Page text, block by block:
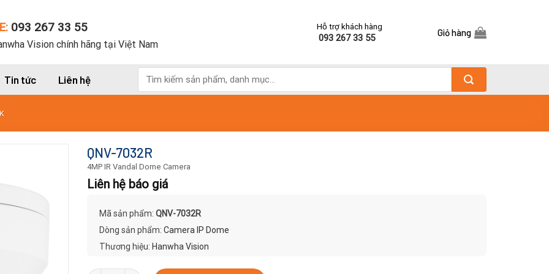
093 267 33 55
Vision chính hãng tại Việt Nam
Hỗ trợ khách hàng
093 267 33 55
Giỏ hàng
Tin tức Liên hệ
kiếm:
QNV-7032R
4MP IR Vandal Dome Camera
Liên hệ báo giá
Mã sản phẩm: QNV-7032R
Dòng sản phẩm: Camera IP Dome
Thương hiệu: Hanwha Vision